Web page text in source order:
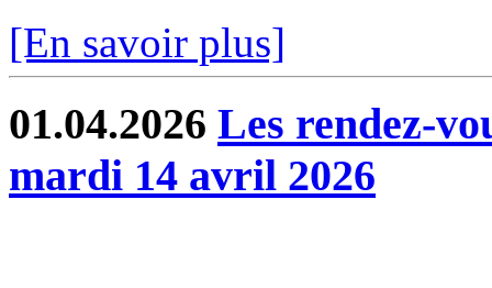
[En savoir plus]
01.04.2026 Les rendez-
mardi 14 avril 2026